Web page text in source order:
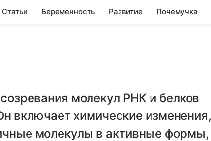
Статьи Беременность Развитие Почемучка
молекул РНК и белков
включает химические изменения,
молекулы в активные формы,